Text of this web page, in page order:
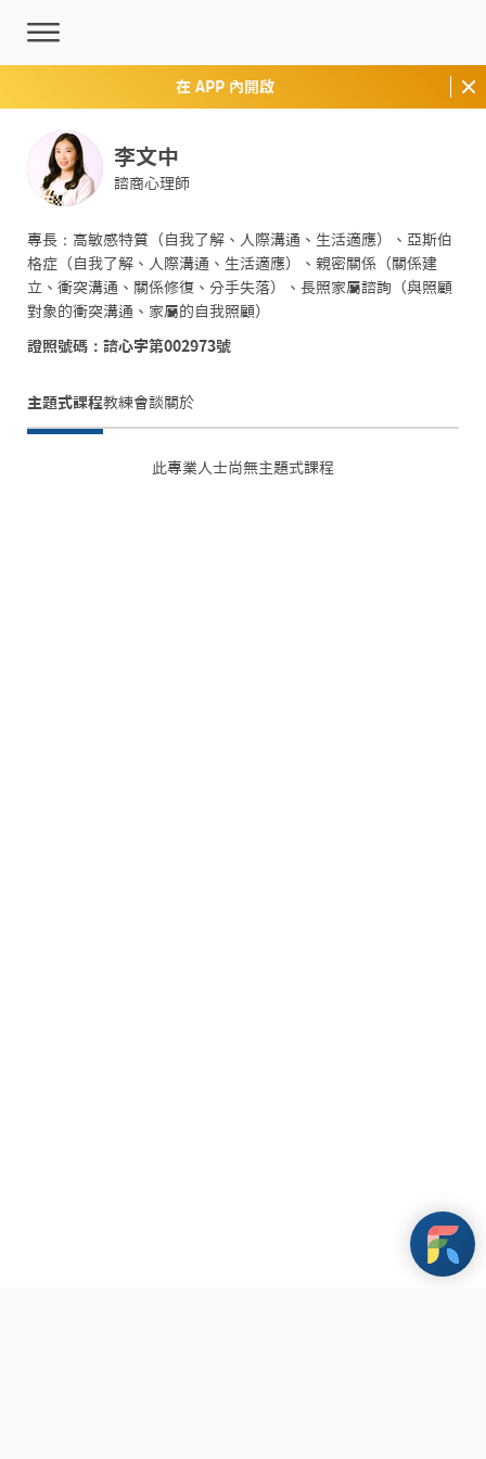
在 APP 內開啟
李文中
諮商心理師
專長：高敏感特質（自我了解、人際溝通、生活適應）、亞斯伯
格症（自我了解、人際溝通、生活適應）、親密關係（關係建
立、衝突溝通、關係修復、分手失落）、長照家屬諮詢（與照顧
對象的衝突溝通、家屬的自我照顧）
證照號碼：諮心字第002973號
主題式課程教練會談 關於
此專業人士尚無主題式課程